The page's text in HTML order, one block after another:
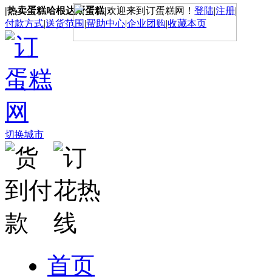
|热卖蛋糕哈根达斯蛋糕|欢迎来到订蛋糕网！ 登陆|注册|
付款方式|送货范围 |帮助中心|企业团购|收藏本页
切换城市
首页